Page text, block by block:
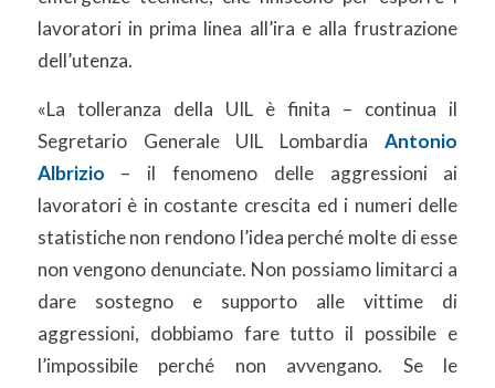
lavoratori in prima linea all’ira e alla frustrazione
dell’utenza.
«La tolleranza della UIL è finita – continua il
Segretario Generale UIL LombardiaAntonio
Albrizio – il fenomeno delle aggressioni ai
lavoratori è in costante crescita ed i numeri delle
statistiche non rendono l’idea perché molte di esse
non vengono denunciate. Non possiamo limitarci a
dare sostegno e supporto alle vittime di
aggressioni, dobbiamo fare tutto il possibile e
l’impossibile perché non avvengano. Se le